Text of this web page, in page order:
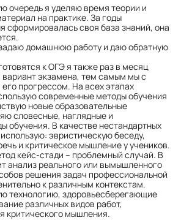
очередь я уделяю время теории и
на практике. За годы
сформировалась своя база знаний, она
домашнюю работу и даю обратную
к ОГЭ я также раз в месяц
экзамена, тем самым мы с
прогрессом. На всех этапах
современные методы обучения
новые образовательные
словесные, наглядные и
обучения. В качестве нестандартных
эвристическую беседу,
и критическое мышление у учеников.
кейс-стади – проблемный случай. В
анализ реального или вымышленного
решения задач профессиональной
к различным контекстам.
технологию, здоровьесберегающие
различных видов работ,
критического мышления.